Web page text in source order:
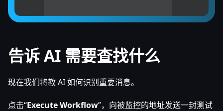
告诉 AI 需要查找什么
现在我们将教 AI 如何识别重要消息。
点击“Execute Workflow”，向被监控的地址发送一封测试